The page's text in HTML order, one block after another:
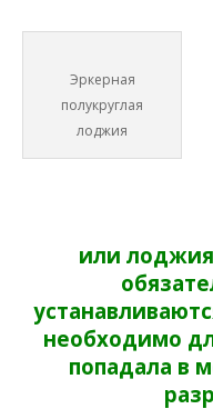
Эркерная
полукруглая
лоджия
или
необходимо
попадала в